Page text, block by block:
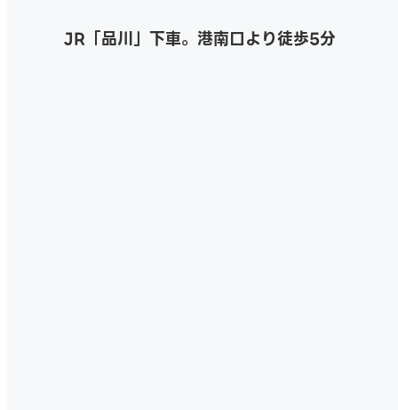
JR「品川」下車。港南口より徒歩5分